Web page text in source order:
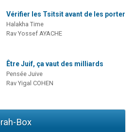
Vérifier les Tsitsit avant de les porter
Halakha Time
Rav Yossef AYACHE
Être Juif, ça vaut des milliards
Pensée Juive
Rav Yigal COHEN
Box